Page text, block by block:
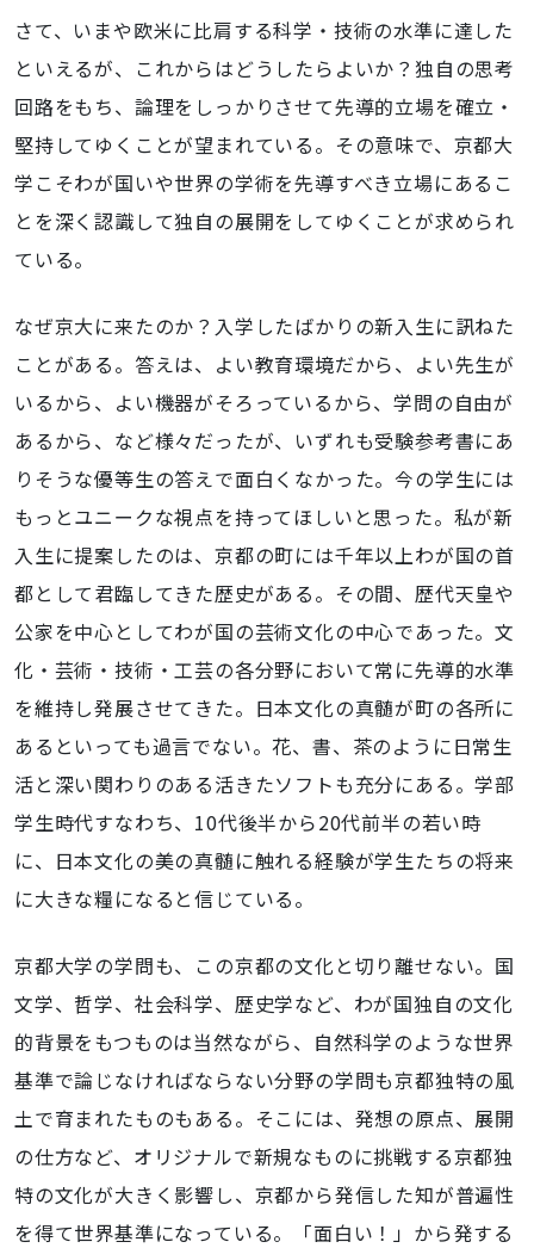
さて、いまや欧米に比肩する科学・技術の水準に達した
といえるが、これからはどうしたらよいか？独自の思考
回路をもち、論理をしっかりさせて先導的立場を確立・
堅持してゆくことが望まれている。その意味で、京都大
学こそわが国いや世界の学術を先導すべき立場にあるこ
とを深く認識して独自の展開をしてゆくことが求められ
ている。
なぜ京大に来たのか？入学したばかりの新入生に訊ねた
ことがある。答えは、よい教育環境だから、よい先生が
いるから、よい機器がそろっているから、学問の自由が
あるから、など様々だったが、いずれも受験参考書にあ
りそうな優等生の答えで面白くなかった。今の学生には
もっとユニークな視点を持ってほしいと思った。私が新
入生に提案したのは、京都の町には千年以上わが国の首
都として君臨してきた歴史がある。その間、歴代天皇や
公家を中心としてわが国の芸術文化の中心であった。文
化・芸術・技術・工芸の各分野において常に先導的水準
を維持し発展させてきた。日本文化の真髄が町の各所に
あるといっても過言でない。花、書、茶のように日常生
活と深い関わりのある活きたソフトも充分にある。学部
学生時代すなわち、10代後半から20代前半の若い時
に、日本文化の美の真髄に触れる経験が学生たちの将来
に大きな糧になると信じている。
京都大学の学問も、この京都の文化と切り離せない。国
文学、哲学、社会科学、歴史学など、わが国独自の文化
的背景をもつものは当然ながら、自然科学のような世界
基準で論じなければならない分野の学問も京都独特の風
土で育まれたものもある。そこには、発想の原点、展開
の仕方など、オリジナルで新規なものに挑戦する京都独
特の文化が大きく影響し、京都から発信した知が普遍性
を得て世界基準になっている。「面白い！」から発する